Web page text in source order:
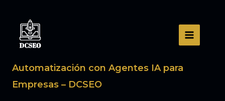
contenido
Automatización con Agentes IA para
Empresas – DCSEO